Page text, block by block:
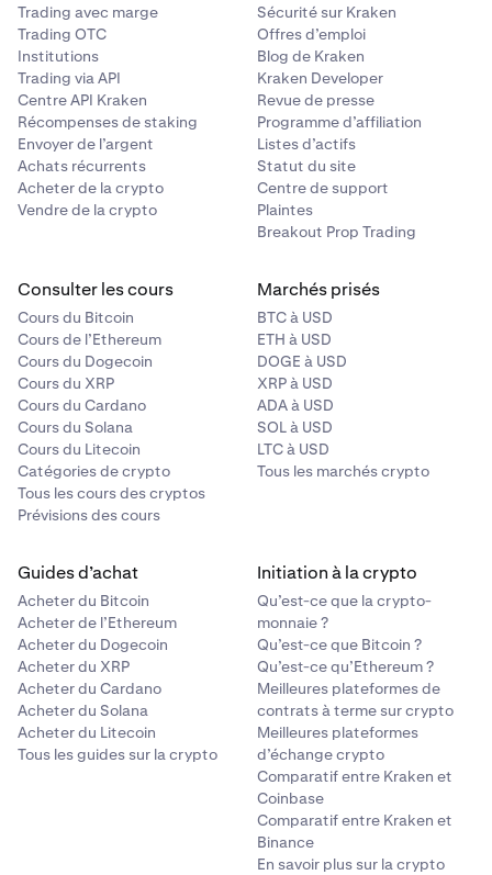
Trading avec marge
Trading OTC
Institutions
Trading via API
Centre API Kraken
Récompenses de staking
Envoyer de l’argent
Achats récurrents
Acheter de la crypto
Vendre de la crypto
Sécurité sur Kraken
Offres d’emploi
Blog de Kraken
Kraken Developer
Revue de presse
Programme d’affiliation
Listes d’actifs
Statut du site
Centre de support
Plaintes
Breakout Prop Trading
Consulter les cours
Cours du Bitcoin
Cours de l’Ethereum
Cours du Dogecoin
Cours du XRP
Cours du Cardano
Cours du Solana
Cours du Litecoin
Catégories de crypto
Tous les cours des cryptos
Prévisions des cours
Marchés prisés
BTC à USD
ETH à USD
DOGE à USD
XRP à USD
ADA à USD
SOL à USD
LTC à USD
Tous les marchés crypto
Guides d’achat
Acheter du Bitcoin
Acheter de l’Ethereum
Acheter du Dogecoin
Acheter du XRP
Acheter du Cardano
Acheter du Solana
Acheter du Litecoin
Tous les guides sur la crypto
Initiation à la crypto
Qu’est-ce que la crypto-
monnaie ?
Qu’est-ce que Bitcoin ?
Qu’est-ce qu’Ethereum ?
Meilleures plateformes de
contrats à terme sur crypto
Meilleures plateformes
d’échange crypto
Comparatif entre Kraken et
Coinbase
Comparatif entre Kraken et
Binance
En savoir plus sur la crypto